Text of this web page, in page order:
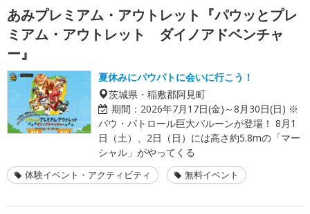
あみプレミアム・アウトレット『パウッとプレ
ミアム・アウトレット ダイノアドベンチャ
ー』
夏休みにパウパトに会いに行こう！
茨城県・稲敷郡阿見町
期間： 2026年7月17日(金)～8月30日(日) ※
パウ・パトロール巨大バルーンが登場！ 8月1
日（土）、2日（日）には高さ約5.8mの「マー
シャル」がやってくる
体験イベント・アクティビティ 無料イベント